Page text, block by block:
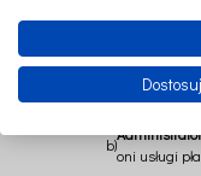
a)
Podmioty
Należą do
b)
oni usługi
Dostosuj